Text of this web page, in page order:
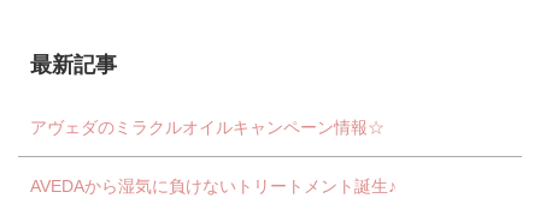
最新記事
アヴェダのミラクルオイルキャンペーン情報☆
AVEDAから湿気に負けないトリートメント誕生♪